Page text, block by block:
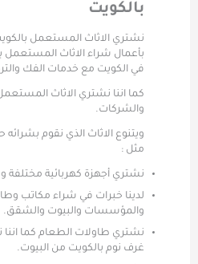
بالكويت
نشتري الاثاث المستعمل
بأعمال شراء الاثاث المستعمل
في الكويت مع خدمات الفك
كما اننا نشتري الاثاث
والشركات.
ويتنوع الاثاث الذي نقوم
مثل :
نشتري أجهزة كهربائية مختلفة
لدينا خبرات في شراء مكاتب
والمؤسسات والبيوت والشقق.
نشتري طاولات الطعام كما
غرف نوم بالكويت من البيوت.